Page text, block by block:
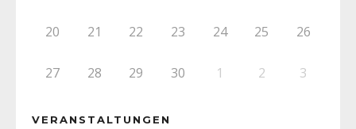
20 21 22 23 24 25 26
27 28 29 30 1 2 3
VERANSTALTUNGEN